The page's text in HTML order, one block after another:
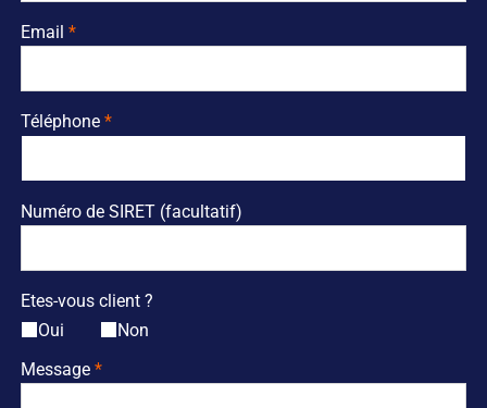
Email
Téléphone
Numéro de SIRET (facultatif)
Etes-vous client ?
Oui
Non
Message